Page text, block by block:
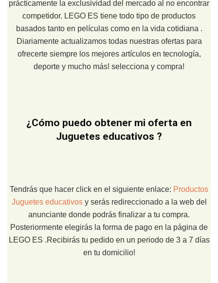
prácticamente la exclusividad del mercado al no encontrar
competidor. LEGO ES tiene todo tipo de productos
basados tanto en películas como en la vida cotidiana .
Diariamente actualizamos todas nuestras ofertas para
ofrecerte siempre los mejores artículos en tecnología,
deporte y mucho más! selecciona y compra!
¿Cómo puedo obtener mi oferta en
Juguetes educativos ?
Tendrás que hacer click en el siguiente enlace: Productos
Juguetes educativos y serás redireccionado a la web del
anunciante donde podrás finalizar a tu compra.
Posteriormente elegirás la forma de pago en la página de
LEGO ES .Recibirás tu pedido en un periodo de 3 a 7 días
en tu domicilio!